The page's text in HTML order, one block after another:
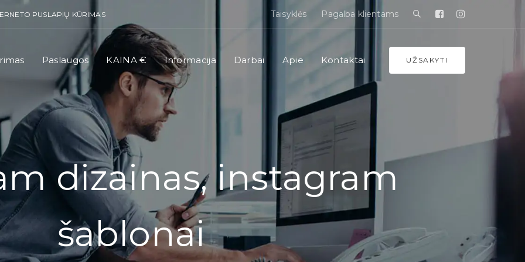
PUSLAPIŲ KŪRIMAS Taisyklės Pagalba klientams
Paslaugos KAINA € Informacija Darbai Apie Kontaktai UŽSAKYTI
dizainas, instagram
šablonai